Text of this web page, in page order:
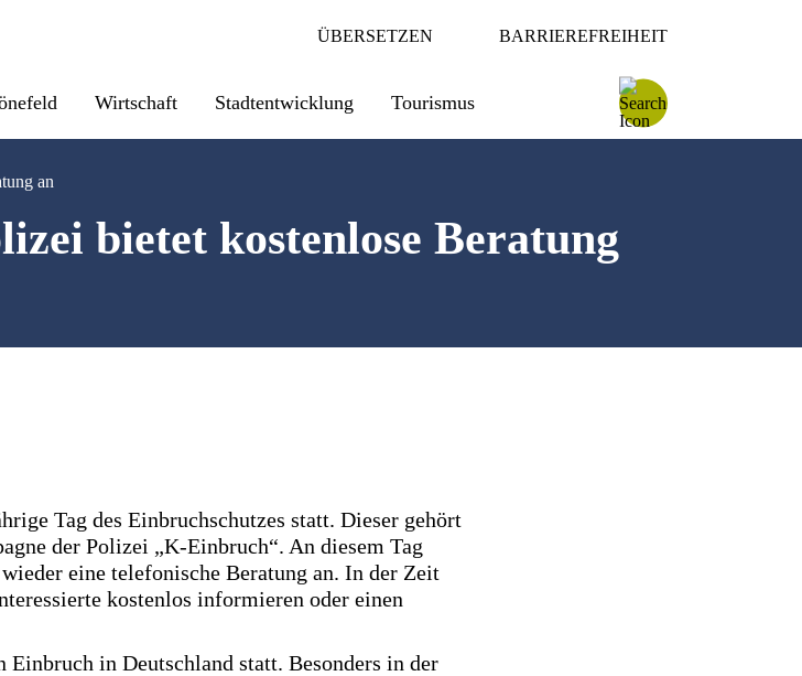
ÜBERSETZEN BARRIEREFREIHEIT
Wirtschaft Stadtentwicklung Tourismus
an
bietet kostenlose Beratung
Tag des Einbruchschutzes statt. Dieser gehört
der Polizei „K-Einbruch“. An diesem Tag
eine telefonische Beratung an. In der Zeit
kostenlos informieren oder einen
in Deutschland statt. Besonders in der